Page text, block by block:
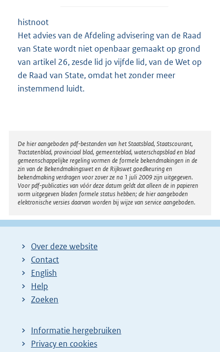
histnoot
Het advies van de Afdeling advisering van de Raad
van State wordt niet openbaar gemaakt op grond
van artikel 26, zesde lid jo vijfde lid, van de Wet op
de Raad van State, omdat het zonder meer
instemmend luidt.
Disclaimer
De hier aangeboden pdf-bestanden van het Staatsblad, Staatscourant,
Tractatenblad, provinciaal blad, gemeenteblad, waterschapsblad en blad
gemeenschappelijke regeling vormen de formele bekendmakingen in de
zin van de Bekendmakingswet en de Rijkswet goedkeuring en
bekendmaking verdragen voor zover ze na 1 juli 2009 zijn uitgegeven.
Voor pdf-publicaties van vóór deze datum geldt dat alleen de in papieren
vorm uitgegeven bladen formele status hebben; de hier aangeboden
elektronische versies daarvan worden bij wijze van service aangeboden.
Over deze website
Contact
English
Help
Zoeken
Informatie hergebruiken
Privacy en cookies